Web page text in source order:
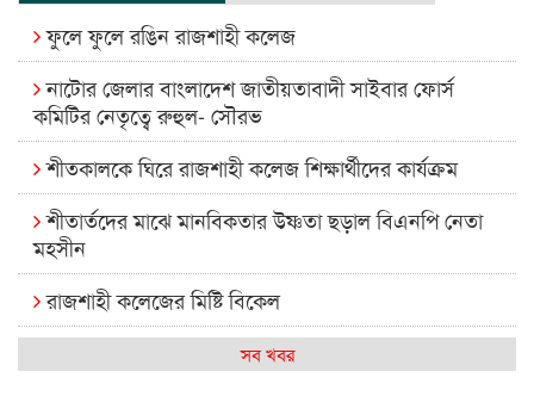
ফুলে ফুলে রঙিন রাজশাহী কলেজ
নাটোর জেলার বাংলাদেশ জাতীয়তাবাদী সাইবার ফোর্স
কমিটির নেতৃত্বে রুহুল- সৌরভ
শীতকালকে ঘিরে রাজশাহী কলেজ শিক্ষার্থীদের কার্যক্রম
শীতার্তদের মাঝে মানবিকতার উষ্ণতা ছড়াল বিএনপি নেতা
মহসীন
রাজশাহী কলেজের মিষ্টি বিকেল
কেমন আছে আমাদের দেশের মধ্যবিত্তরা
সব খবর